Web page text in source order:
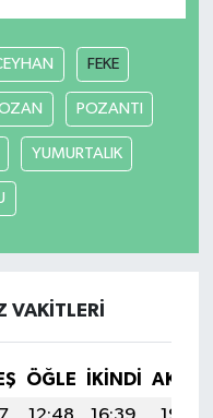
FEKE
POZANTI
YUMURTALIK
VAKITLERI
ÖĞLE İKINDI